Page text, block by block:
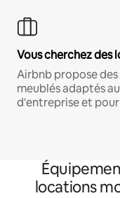
Vous cherchez des
Airbnb propose
meublés adaptés
d'entreprise et
locations